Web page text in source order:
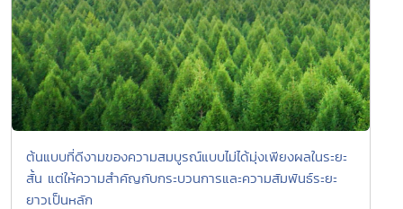
ต้นแบบที่ดีงามของความสมบูรณ์แบบไม่ได้มุ่งเพียงผลในระยะ
สั้น แต่ให้ความสำคัญกับกระบวนการและความสัมพันธ์ระยะ
ยาวเป็นหลัก